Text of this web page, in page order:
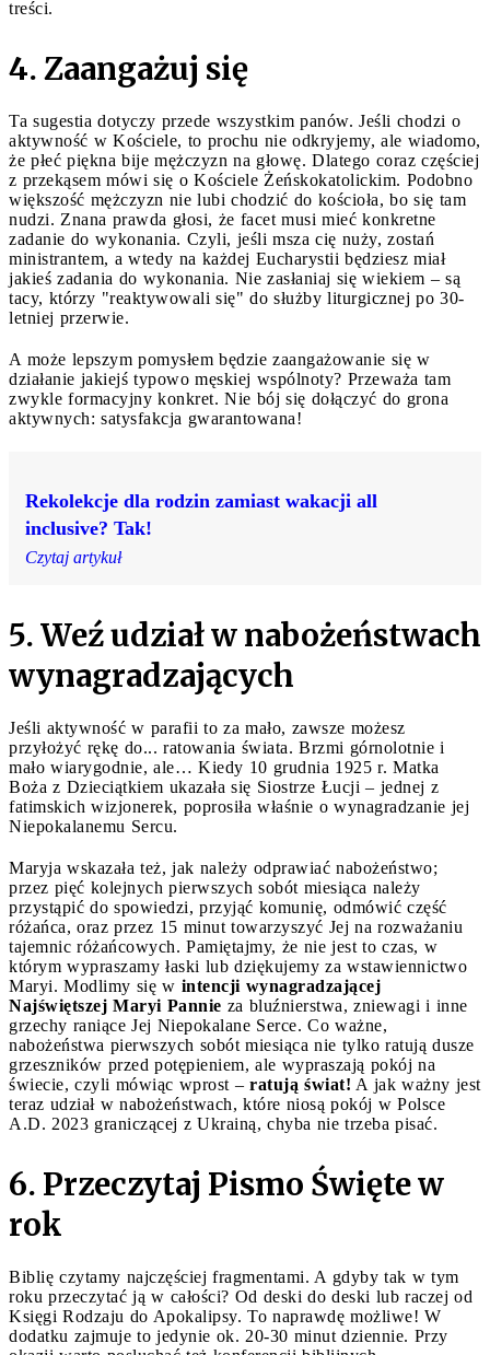
treści.
4. Zaangażuj się
Ta sugestia dotyczy przede wszystkim panów. Jeśli chodzi o
aktywność w Kościele, to prochu nie odkryjemy, ale wiadomo,
że płeć piękna bije mężczyzn na głowę. Dlatego coraz częściej
z przekąsem mówi się o Kościele Żeńskokatolickim. Podobno
większość mężczyzn nie lubi chodzić do kościoła, bo się tam
nudzi. Znana prawda głosi, że facet musi mieć konkretne
zadanie do wykonania. Czyli, jeśli msza cię nuży, zostań
ministrantem, a wtedy na każdej Eucharystii będziesz miał
jakieś zadania do wykonania. Nie zasłaniaj się wiekiem – są
tacy, którzy "reaktywowali się" do służby liturgicznej po 30-
letniej przerwie.
A może lepszym pomysłem będzie zaangażowanie się w
działanie jakiejś typowo męskiej wspólnoty? Przeważa tam
zwykle formacyjny konkret. Nie bój się dołączyć do grona
aktywnych: satysfakcja gwarantowana!
Rekolekcje dla rodzin zamiast wakacji all
inclusive? Tak!
Czytaj artykuł
5. Weź udział w nabożeństwach
wynagradzających
Jeśli aktywność w parafii to za mało, zawsze możesz
przyłożyć rękę do... ratowania świata. Brzmi górnolotnie i
mało wiarygodnie, ale… Kiedy 10 grudnia 1925 r. Matka
Boża z Dzieciątkiem ukazała się Siostrze Łucji – jednej z
fatimskich wizjonerek, poprosiła właśnie o wynagradzanie jej
Niepokalanemu Sercu.
Maryja wskazała też, jak należy odprawiać nabożeństwo;
przez pięć kolejnych pierwszych sobót miesiąca należy
przystąpić do spowiedzi, przyjąć komunię, odmówić część
różańca, oraz przez 15 minut towarzyszyć Jej na rozważaniu
tajemnic różańcowych. Pamiętajmy, że nie jest to czas, w
którym wypraszamy łaski lub dziękujemy za wstawiennictwo
Maryi. Modlimy się w intencji wynagradzającej
Najświętszej Maryi Pannie za bluźnierstwa, zniewagi i inne
grzechy raniące Jej Niepokalane Serce. Co ważne,
nabożeństwa pierwszych sobót miesiąca nie tylko ratują dusze
grzeszników przed potępieniem, ale wypraszają pokój na
świecie, czyli mówiąc wprost – ratują świat! A jak ważny jest
teraz udział w nabożeństwach, które niosą pokój w Polsce
A.D. 2023 graniczącej z Ukrainą, chyba nie trzeba pisać.
6. Przeczytaj Pismo Święte w
rok
Biblię czytamy najczęściej fragmentami. A gdyby tak w tym
roku przeczytać ją w całości? Od deski do deski lub raczej od
Księgi Rodzaju do Apokalipsy. To naprawdę możliwe! W
dodatku zajmuje to jedynie ok. 20-30 minut dziennie. Przy